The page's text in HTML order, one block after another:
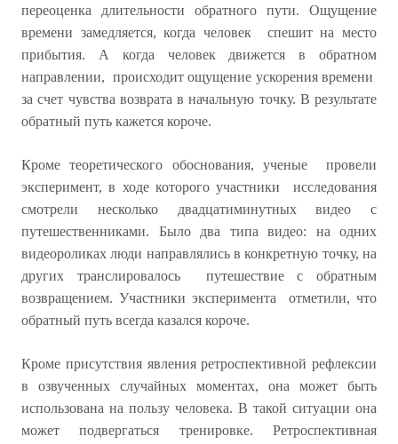
переоценка длительности обратного пути. Ощущение
времени замедляется, когда человек спешит на место
прибытия. А когда человек движется в обратном
направлении, происходит ощущение ускорения времени
за счет чувства возврата в начальную точку. В результате
обратный путь кажется короче.
Кроме теоретического обоснования, ученые провели
эксперимент, в ходе которого участники исследования
смотрели несколько двадцатиминутных видео с
путешественниками. Было два типа видео: на одних
видеороликах люди направлялись в конкретную точку, на
других транслировалось путешествие с обратным
возвращением. Участники эксперимента отметили, что
обратный путь всегда казался короче.
Кроме присутствия явления ретроспективной рефлексии
в озвученных случайных моментах, она может быть
использована на пользу человека. В такой ситуации она
может подвергаться тренировке. Ретроспективная